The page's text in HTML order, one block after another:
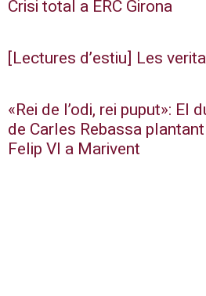
Crisi total a ERC Girona
[Lectures d’estiu] Les
«Rei de l’odi, rei puput»: El
de Carles Rebassa
Felip VI a Marivent